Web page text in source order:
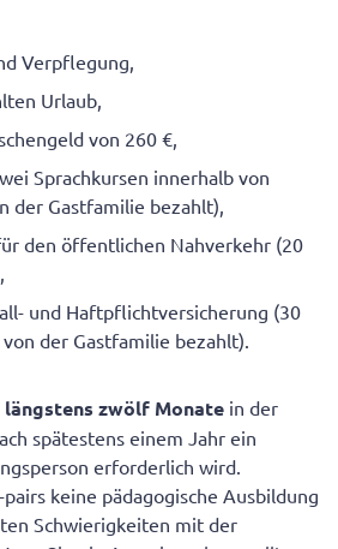
Verpflegung,
Urlaub,
von 260 €,
Sprachkursen innerhalb von
der Gastfamilie bezahlt),
den öffentlichen Nahverkehr (20
und Haftpflichtversicherung (30
der Gastfamilie bezahlt).
zwölf Monate in der
spätestens einem Jahr ein
erforderlich wird.
keine pädagogische Ausbildung
Schwierigkeiten mit der